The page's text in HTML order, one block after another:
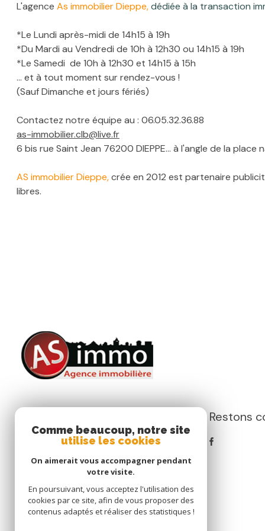
Autres
mail
infos
immo
L'équipe
AS
immo
L'agence As immobilier Dieppe,dédiée à la transaction
*Le Lundi après-midi de 14h15 à 19h
*Du Mardi au Vendredi de 10h à 12h30 ou 14h15 à 19h
*Le Samedi de 10h à 12h30 et 14h15 à 15h
... et à tout moment sur rendez-vous !
(Sauf Dimanche et jours fériés)
Contactez notre équipe au : 06.05.32.36.88
as-immobilier.clb@live.fr
6 bis rue Saint Jean 76200 DIEPPE... à l'angle de la place
AS immobilier Dieppe,crée en 2012 est partenaire
libres.
0605323688
as-immobilier.clb@live.fr
6 bis rue Saint-Jean
76200 Dieppe
Restons
Comme beaucoup, notre site
utilise les cookies
On aimerait vous accompagner pendant
votre visite.
En poursuivant, vous acceptez l'utilisation des
cookies par ce site, afin de vous proposer des
contenus adaptés et réaliser des statistiques !